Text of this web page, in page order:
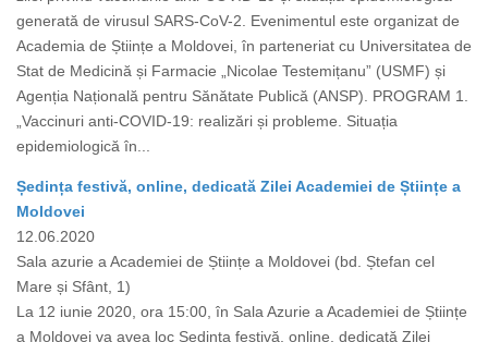
generată de virusul SARS-CoV-2. Evenimentul este organizat de
Academia de Științe a Moldovei, în parteneriat cu Universitatea de
Stat de Medicină și Farmacie „Nicolae Testemițanu” (USMF) și
Agenția Națională pentru Sănătate Publică (ANSP). PROGRAM 1.
„Vaccinuri anti-COVID-19: realizări și probleme. Situația
epidemiologică în...
Ședința festivă, online, dedicată Zilei Academiei de Științe a
Moldovei
12.06.2020
Sala azurie a Academiei de Științe a Moldovei (bd. Ștefan cel
Mare și Sfânt, 1)
La 12 iunie 2020, ora 15:00, în Sala Azurie a Academiei de Științe
a Moldovei va avea loc Ședința festivă, online, dedicată Zilei